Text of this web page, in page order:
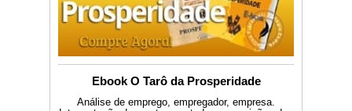
Ebook O Tarô da Prosperidade
Análise de emprego, empregador, empresa.